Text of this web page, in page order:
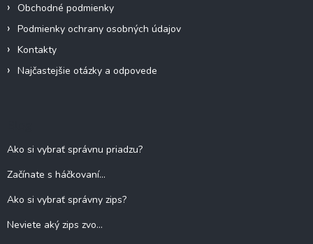
Obchodné podmienky
Podmienky ochrany osobných údajov
Kontakty
Najčastejšie otázky a odpovede
Ako si vybrať správnu priadzu?
Začínate s háčkovaní...
Ako si vybrať správny zips?
Neviete aký zips zvo...